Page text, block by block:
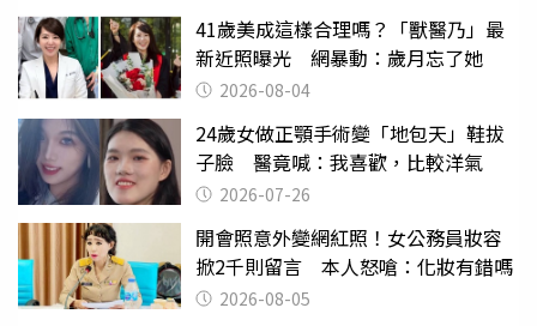
41歲美成這樣合理嗎？「獸醫乃」最
新近照曝光 網暴動：歲月忘了她
2026-08-04
24歲女做正顎手術變「地包天」鞋拔
子臉 醫竟喊：我喜歡，比較洋氣
2026-07-26
開會照意外變網紅照！女公務員妝容
掀2千則留言 本人怒嗆：化妝有錯嗎
2026-08-05